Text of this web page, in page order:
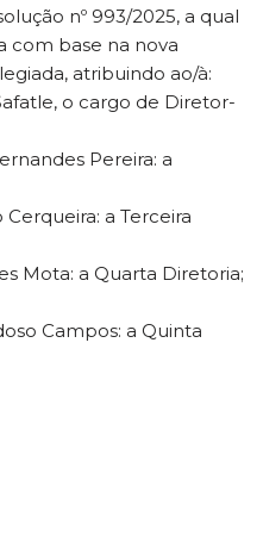
nº 993/2025, a qual
com base na nova
atribuindo ao/à:
o cargo de Diretor-
Pereira: a
a Terceira
Mota: a Quarta Diretoria;
Campos: a Quinta